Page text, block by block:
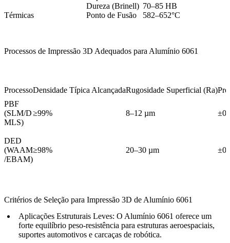
Dureza (Brinell) 70–85 HB
Térmicas
Ponto de Fusão 582–652°C
Processos de Impressão 3D Adequados para Alumínio 6061
ProcessoDensidade Típica AlcançadaRugosidade Superficial (Ra)
PBF
(SLM/D
MLS)
≥99% 8–12 µm
DED
(WAAM
/EBAM)
≥98% 20–30 µm
Critérios de Seleção para Impressão 3D de Alumínio 6061
Aplicações Estruturais Leves: O Alumínio 6061 oferece um
forte equilíbrio peso-resistência para estruturas aeroespaciais,
suportes automotivos e carcaças de robótica.